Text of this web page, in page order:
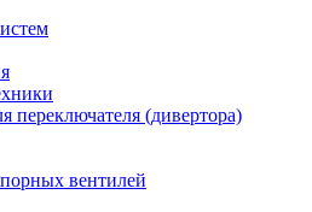
переключателя (дивертора)
вентилей